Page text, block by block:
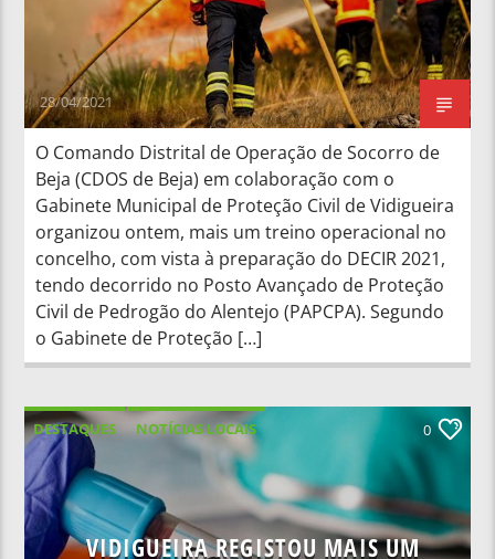
28/04/2021
O Comando Distrital de Operação de Socorro de
Beja (CDOS de Beja) em colaboração com o
Gabinete Municipal de Proteção Civil de Vidigueira
organizou ontem, mais um treino operacional no
concelho, com vista à preparação do DECIR 2021,
tendo decorrido no Posto Avançado de Proteção
Civil de Pedrogão do Alentejo (PAPCPA). Segundo
o Gabinete de Proteção […]
DESTAQUES
NOTÍCIAS LOCAIS
NOTÍCIAS NACIONAIS
SAÚDE
0
VIDIGUEIRA REGISTOU MAIS UM